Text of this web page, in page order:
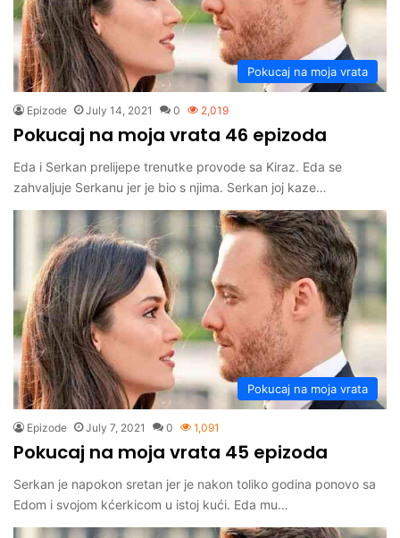
Pokucaj na moja vrata
Epizode July 14, 2021 0 2,019
Pokucaj na moja vrata 46 epizoda
Eda i Serkan prelijepe trenutke provode sa Kiraz. Eda se
zahvaljuje Serkanu jer je bio s njima. Serkan joj kaze…
Pokucaj na moja vrata
Epizode July 7, 2021 0 1,091
Pokucaj na moja vrata 45 epizoda
Serkan je napokon sretan jer je nakon toliko godina ponovo sa
Edom i svojom kćerkicom u istoj kući. Eda mu…